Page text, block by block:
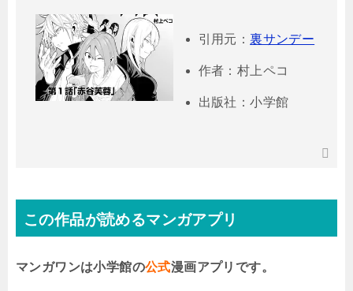
引用元：裏サンデー
作者：村上ペコ
出版社：小学館
この作品が読めるマンガアプリ
マンガワンは小学館の公式漫画アプリです。